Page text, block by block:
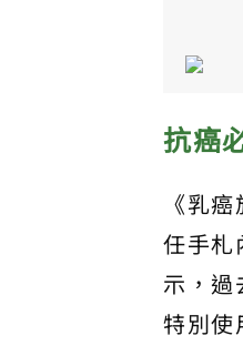
抗癌
《乳
任手札
示，
特別使